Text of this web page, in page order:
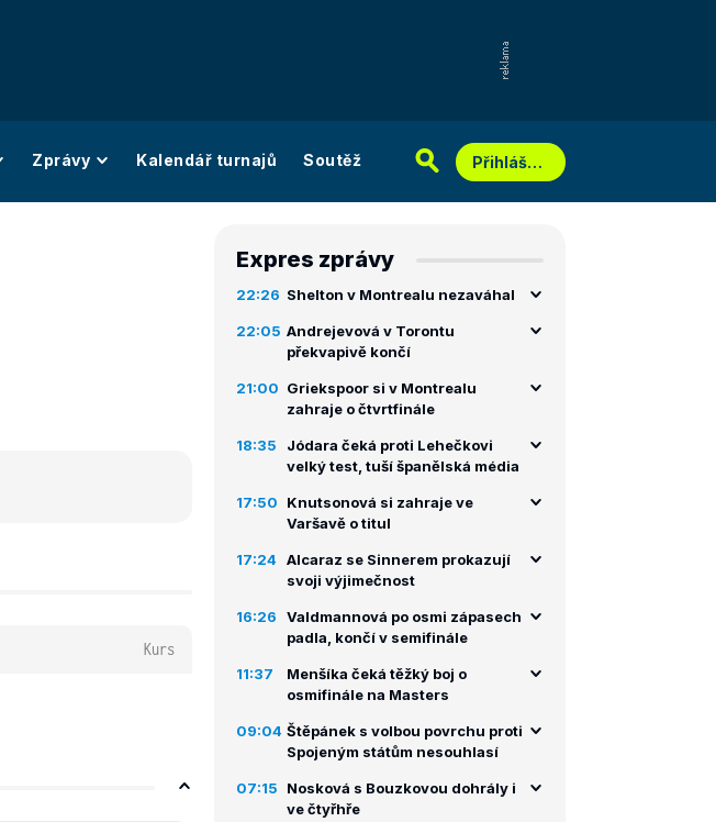
Zprávy Kalendář turnajů Soutěž Přihlášení
Kurs
Expres zprávy
22:26 Shelton v Montrealu nezaváhal
22:05 Andrejevová v Torontu
překvapivě končí
21:00 Griekspoor si v Montrealu
zahraje o čtvrtfinále
18:35
Jódara čeká proti Lehečkovi
velký test, tuší španělská média
17:50
Knutsonová si zahraje ve
Varšavě o titul
17:24 Alcaraz se Sinnerem prokazují
svoji výjimečnost
16:26
Valdmannová po osmi zápasech
padla, končí v semifinále
11:37
Menšíka čeká těžký boj o
osmifinále na Masters
09:04 Štěpánek s volbou povrchu proti
Spojeným státům nesouhlasí
07:15
Nosková s Bouzkovou dohrály i
ve čtyřhře